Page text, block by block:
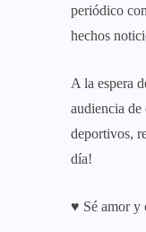
periódico
hechos
A la espera
audiencia de
deportivos,
día!
♥ Sé amor y